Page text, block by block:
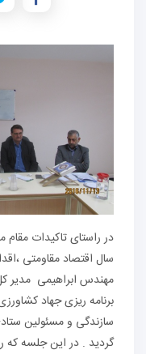
در راستای تاکیدات
مهندس ابراهیمی مدیر
برنامه ریزی جهاد
سازندگی و مسئولین
گردید . در این جلسه که